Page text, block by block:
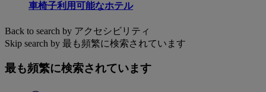
車椅子利用可能なホテル
Back to search by アクセシビリティ
Skip search by 最も頻繁に検索されています
最も頻繁に検索されています